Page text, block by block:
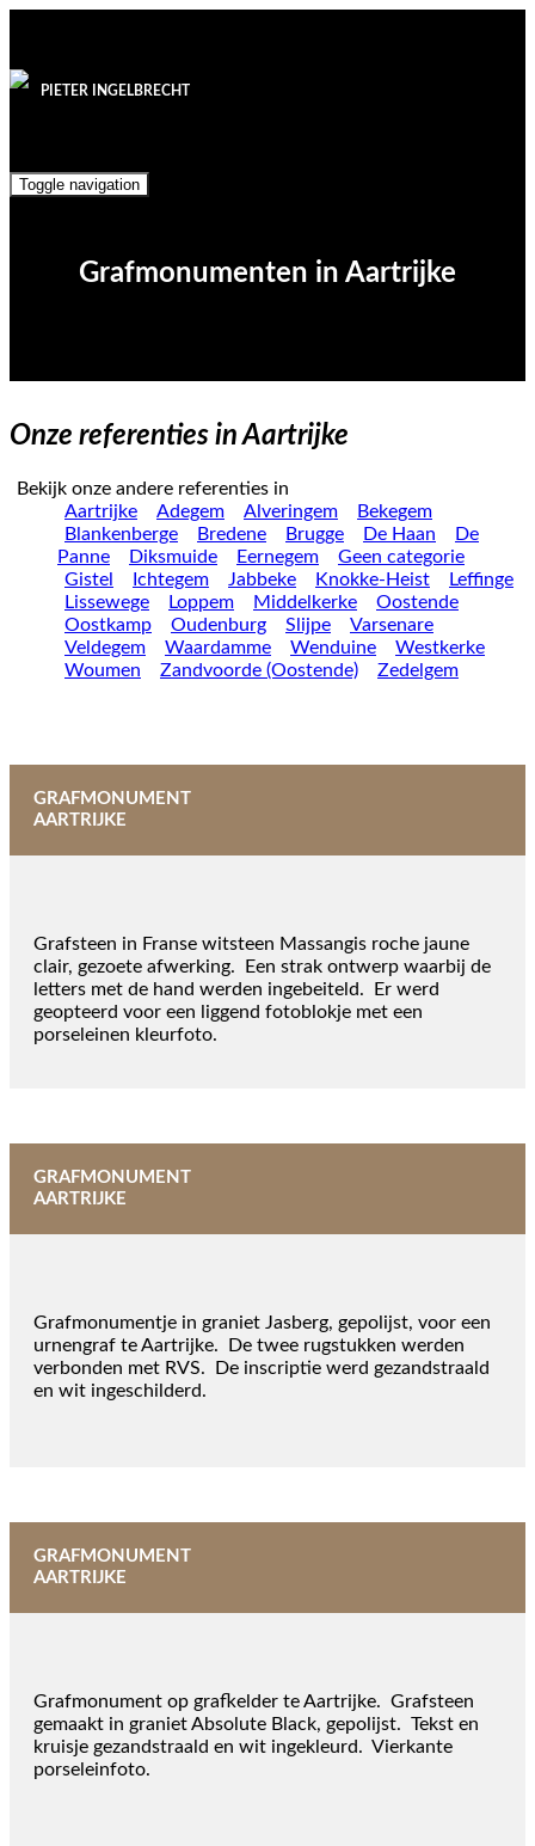
PIETER INGELBRECHT
Toggle navigation
Grafmonumenten in Aartrijke
Onze referenties in Aartrijke
Bekijk onze andere referenties in
Aartrijke
Adegem Alveringem
Bekegem
Blankenberge
Bredene Brugge De Haan
De
Panne
Diksmuide Eernegem
Geen categorie
Gistel
Ichtegem Jabbeke Knokke-Heist
Leffinge
Lissewege
Loppem Middelkerke
Oostende
Oostkamp
Oudenburg Slijpe
Varsenare
Veldegem
Waardamme Wenduine
Westkerke
Woumen
Zandvoorde (Oostende) Zedelgem
GRAFMONUMENT
AARTRIJKE
Grafsteen in Franse witsteen Massangis roche jaune
clair, gezoete afwerking. Een strak ontwerp waarbij de
letters met de hand werden ingebeiteld. Er werd
geopteerd voor een liggend fotoblokje met een
porseleinen kleurfoto.
GRAFMONUMENT
AARTRIJKE
Grafmonumentje in graniet Jasberg, gepolijst, voor een
urnengraf te Aartrijke. De twee rugstukken werden
verbonden met RVS. De inscriptie werd gezandstraald
en wit ingeschilderd.
GRAFMONUMENT
AARTRIJKE
Grafmonument op grafkelder te Aartrijke. Grafsteen
gemaakt in graniet Absolute Black, gepolijst. Tekst en
kruisje gezandstraald en wit ingekleurd. Vierkante
porseleinfoto.